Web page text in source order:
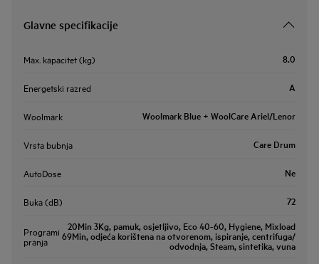
Glavne specifikacije
Max. kapacitet (kg) 8.0
Energetski razred A
Woolmark Woolmark Blue + WoolCare Ariel/Lenor
Vrsta bubnja Care Drum
AutoDose Ne
Buka (dB) 72
Programi
pranja
20Min 3Kg, pamuk, osjetljivo, Eco 40-60, Hygiene, Mixload
69Min, odjeća korištena na otvorenom, ispiranje, centrifuga/
odvodnja, Steam, sintetika, vuna